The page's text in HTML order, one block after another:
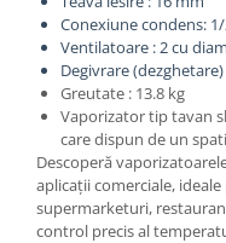
Conexiune condens:
Ventilatoare : 2 cu
Degivrare
Greutate : 13.8 kg
Vaporizator tip tavan
care dispun de un
Descoperă
aplicații comerciale,
supermarketuri,
control precis al